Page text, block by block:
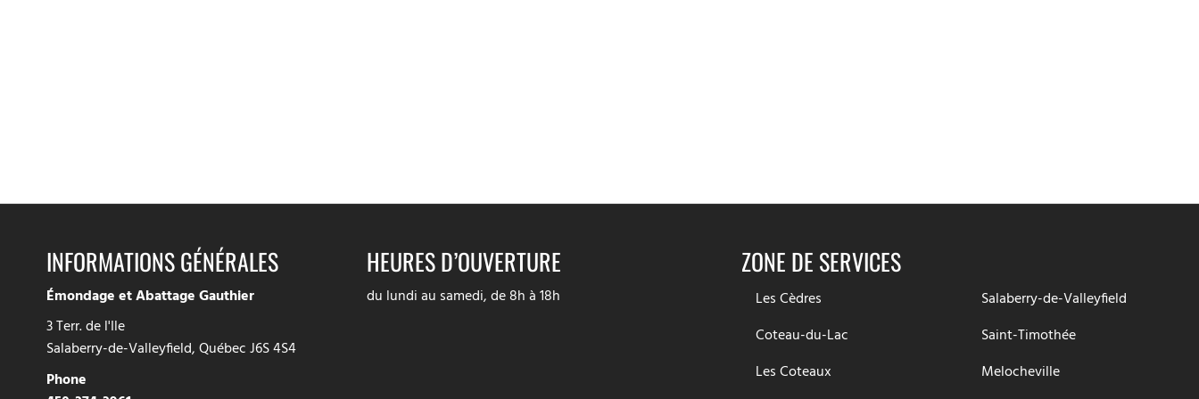
INFORMATIONS GÉNÉRALES
Émondage et Abattage Gauthier
3 Terr. de l'Ile
Salaberry-de-Valleyfield, Québec J6S 4S4
Phone
HEURES D’OUVERTURE
du lundi au samedi, de 8h à 18h
ZONE DE SERVICES
Les Cèdres
Coteau-du-Lac
Les Coteaux
Salaberry-de-Valleyfield
Saint-Timothée
Melocheville